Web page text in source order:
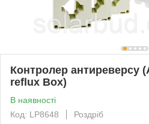
Контролер антиреверсу
reflux Box)
В наявності
Код: LP8648
Роздріб